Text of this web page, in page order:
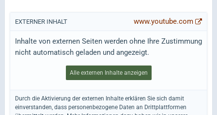
EXTERNER INHALT www.youtube.com
Inhalte von externen Seiten werden ohne Ihre Zustimmung
nicht automatisch geladen und angezeigt.
Alle externen Inhalte anzeigen
Durch die Aktivierung der externen Inhalte erklären Sie sich damit
einverstanden, dass personenbezogene Daten an Drittplattformen